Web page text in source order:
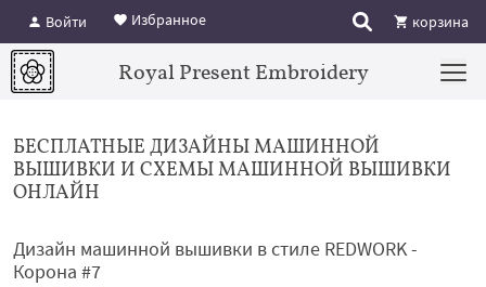
Войти Избранное корзина
Royal Present Embroidery
БЕСПЛАТНЫЕ ДИЗАЙНЫ МАШИННОЙ
ВЫШИВКИ И СХЕМЫ МАШИННОЙ ВЫШИВКИ
ОНЛАЙН
Дизайн машинной вышивки в стиле REDWORK -
Корона #7